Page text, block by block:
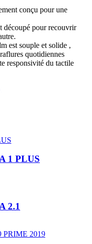
conçu pour une
découpé pour recouvrir
est souple et solide ,
quotidiennes
responsivité du tactile
1 PLUS
2.1